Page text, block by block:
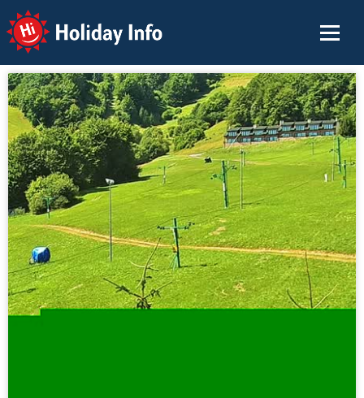
Holiday Info